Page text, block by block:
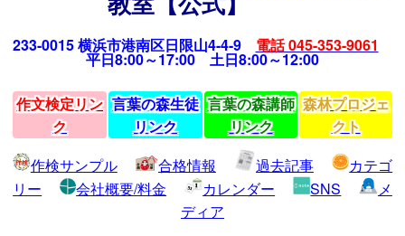
233-0015 横浜市港南区日限山4-4-9 電話 045-353-9061
平日8:00～17:00 土日8:00～12:00
作文検定リン
ク
言葉の森生徒
リンク
言葉の森講師
リンク
森林プロジェ
クト
作検サンプル
合格情報 過去記事
カテゴ
リー
会社概要/料金 カレンダー SNS
メ
ディア